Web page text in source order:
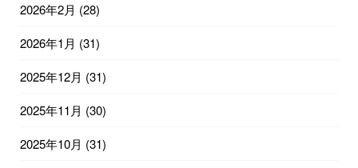
2026年2月 (28)
2026年1月 (31)
2025年12月 (31)
2025年11月 (30)
2025年10月 (31)